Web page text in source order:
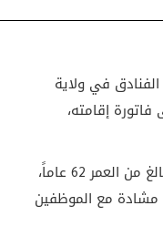
في ولاية
فاتورة إقامته،
وجاء في مواقع إخبارية أن السائق البالغ من العمر 62 عاماً،
مشادة مع الموظفين